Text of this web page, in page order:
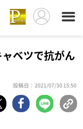
ベツで抗がん
投稿日：2021/07/30 15:50